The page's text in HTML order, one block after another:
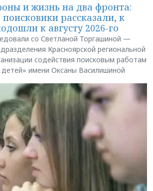
и жизнь на два фронта:
рассказали, к
к августу 2026-го
со Светланой Торгашиной —
Красноярской региональной
содействия поисковым работам
имени Оксаны Василишиной